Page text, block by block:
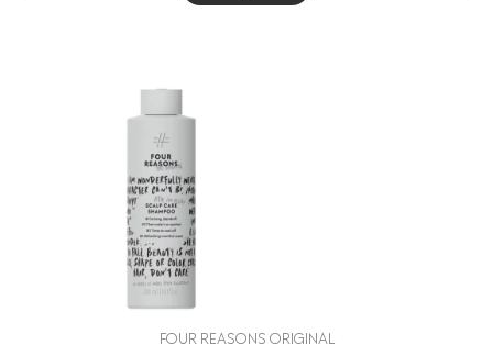
FOUR REASONS ORIGINAL